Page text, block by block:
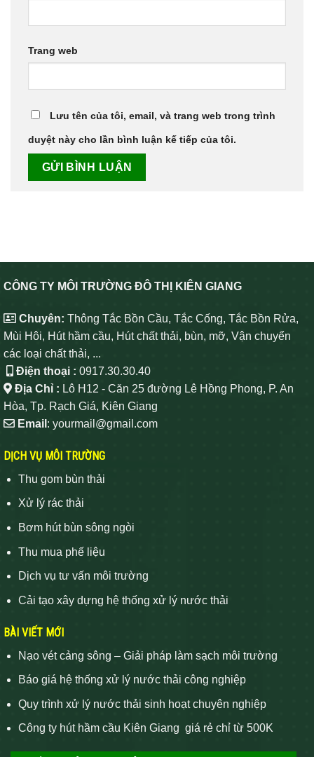
Trang web
Lưu tên của tôi, email, và trang web trong trình
duyệt này cho lần bình luận kế tiếp của tôi.
CÔNG TY MÔI TRƯỜNG ĐÔ THỊ KIÊN GIANG
Chuyên: Thông Tắc Bồn Cầu, Tắc Cống, Tắc Bồn Rửa,
Mùi Hôi, Hút hầm cầu, Hút chất thải, bùn, mỡ, Vận chuyển
các loại chất thải, ...
Điện thoại : 0917.30.30.40
Địa Chỉ : Lô H12 - Căn 25 đường Lê Hồng Phong, P. An
Hòa, Tp. Rạch Giá, Kiên Giang
Email : yourmail@gmail.com
DỊCH VỤ MÔI TRƯỜNG
Thu gom bùn thải
Xử lý rác thải
Bơm hút bùn sông ngòi
Thu mua phế liệu
Dịch vụ tư vấn môi trường
Cải tạo xây dựng hệ thống xử lý nước thải
BÀI VIẾT MỚI
Nạo vét cảng sông – Giải pháp làm sạch môi trường
Báo giá hệ thống xử lý nước thải công nghiệp
Quy trình xử lý nước thải sinh hoạt chuyên nghiệp
Công ty hút hầm cầu Kiên Giang giá rẻ chỉ từ 500K